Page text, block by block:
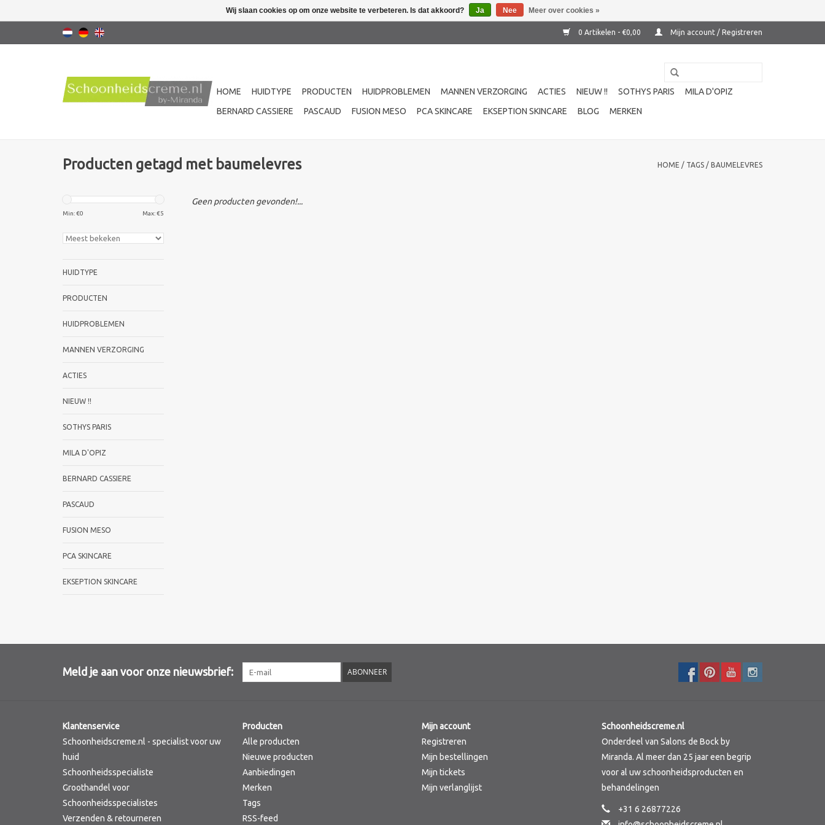
0 Artikelen - €0,00 Mijn account / Registreren
HOME HUIDTYPE PRODUCTEN HUIDPROBLEMEN MANNEN VERZORGING ACTIES NIEUW !! SOTHYS PARIS
MILA D'OPIZ
BERNARD CASSIERE
PASCAUD FUSION MESO PCA SKINCARE EKSEPTION SKINCARE BLOG MERKEN
Producten getagd met baumelevres HOME / TAGS / BAUMELEVRES
Min: €0 Max: €5
HUIDTYPE
PRODUCTEN
HUIDPROBLEMEN
MANNEN VERZORGING
ACTIES
NIEUW !!
SOTHYS PARIS
MILA D'OPIZ
BERNARD CASSIERE
PASCAUD
FUSION MESO
PCA SKINCARE
EKSEPTION SKINCARE
Geen producten gevonden!...
Meld je aan voor onze nieuwsbrief: ABONNEER
Klantenservice
Schoonheidscreme.nl - specialist voor uw
huid
Schoonheidsspecialiste
Groothandel voor
Schoonheidsspecialistes
Verzenden & retourneren
Producten
Alle producten
Nieuwe producten
Aanbiedingen
Merken
Tags
RSS-feed
Mijn account
Registreren
Mijn bestellingen
Mijn tickets
Mijn verlanglijst
Schoonheidscreme.nl
Onderdeel van Salons de Bock by
Miranda. Al meer dan 25 jaar een begrip
voor al uw schoonheidsproducten en
behandelingen
+31 6 26877226
Wij slaan cookies op om onze website te verbeteren. Is dat akkoord? Ja Nee Meer over cookies »